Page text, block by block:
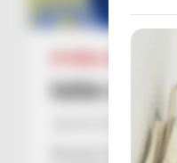
Ishin në
Sport
Arsenal, Sevija e